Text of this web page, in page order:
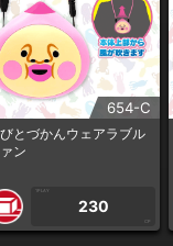
654-C
とづかんウェアラブル
ン
1PLAY
230
CP